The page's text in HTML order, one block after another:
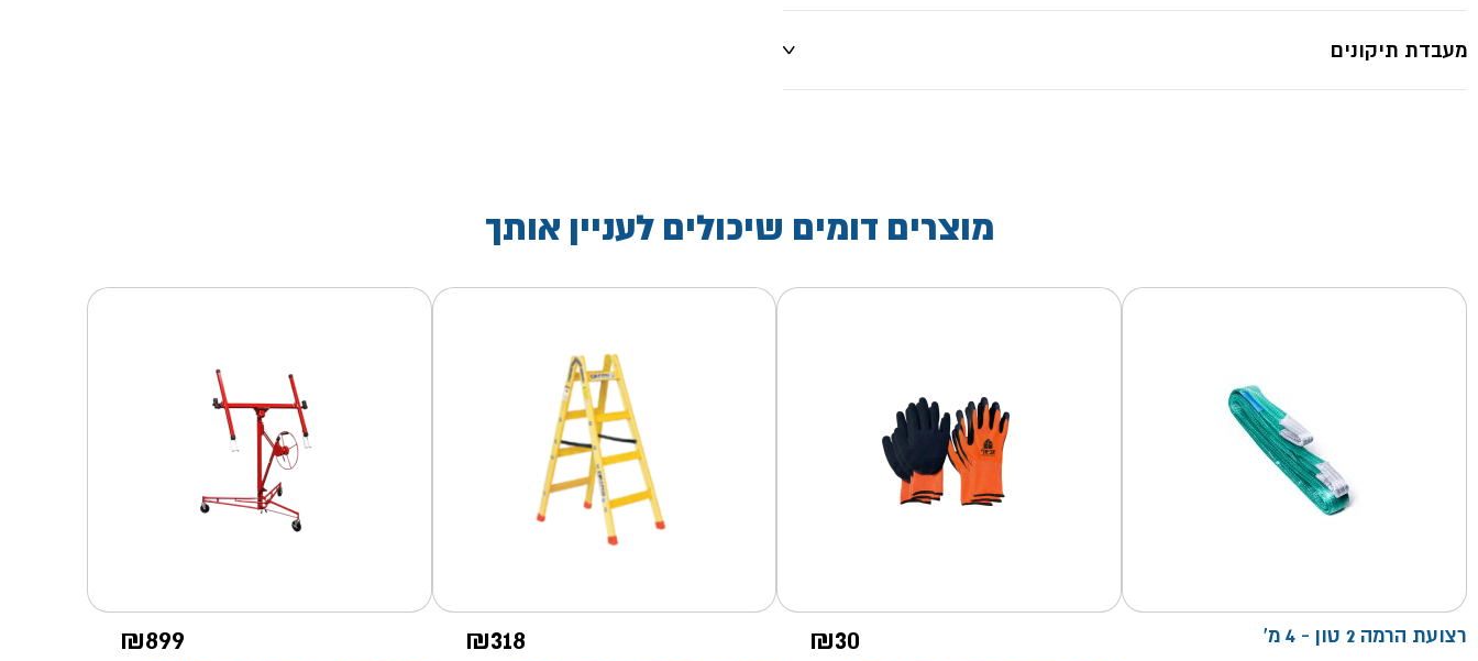
מעבדת תיקונים
מוצרים דומים שיכולים לעניין אותך
רצועת הרמה 2 טון - 4 מ' ₪30
₪318
₪899